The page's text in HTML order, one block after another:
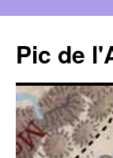
contenu
Pic de